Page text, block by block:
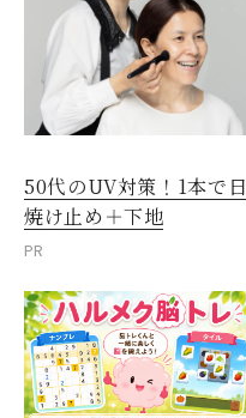
50代のUV対策！1本で日
焼け止め＋下地
PR